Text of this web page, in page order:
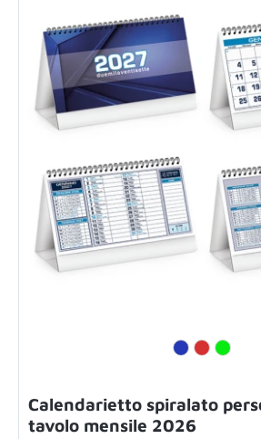
Calendarietto spiralato
tavolo mensile 2026